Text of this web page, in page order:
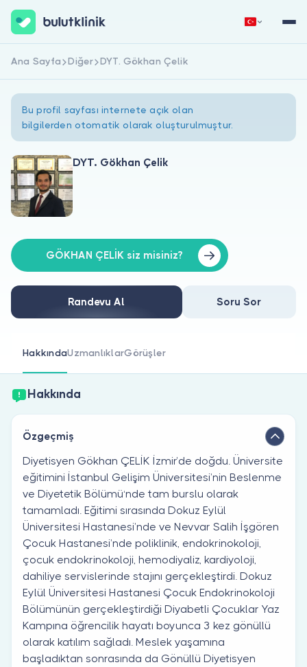
Hakkımızda
Doktorlar için
Doktor musunuz?
Hemen Kaydol
Ana Sayfa Diğer DYT. Gökhan Çelik
Bu profil sayfası internete açık olan
bilgilerden otomatik olarak oluşturulmuştur.
DYT. Gökhan Çelik
GÖKHAN ÇELİK siz misiniz?
Randevu Al Soru Sor
HakkındaUzmanlıklarGörüşler
Hakkında
Özgeçmiş
Diyetisyen Gökhan ÇELİK İzmir’de doğdu. Üniversite
eğitimini İstanbul Gelişim Üniversitesi’nin Beslenme
ve Diyetetik Bölümü‘nde tam burslu olarak
tamamladı. Eğitimi sırasında Dokuz Eylül
Üniversitesi Hastanesi’nde ve Nevvar Salih İşgören
Çocuk Hastanesi’nde poliklinik, endokrinokoloji,
çocuk endokrinokoloji, hemodiyaliz, kardiyoloji,
dahiliye servislerinde stajını gerçekleştirdi. Dokuz
Eylül Üniversitesi Hastanesi Çocuk Endokrinokoloji
Bölümünün gerçekleştirdiği Diyabetli Çocuklar Yaz
Kampına öğrencilik hayatı boyunca 3 kez gönüllü
olarak katılım sağladı. Meslek yaşamına
başladıktan sonrasında da Gönüllü Diyetisyen